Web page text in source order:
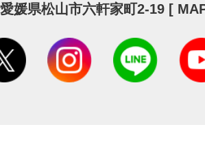
媛県松山市六軒家町2-19 [